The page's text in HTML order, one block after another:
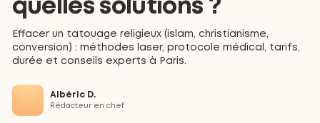
quelles solutions ?
Effacer un tatouage religieux (islam, christianisme,
conversion) : méthodes laser, protocole médical, tarifs,
durée et conseils experts à Paris.
Albéric D.
Rédacteur en chef